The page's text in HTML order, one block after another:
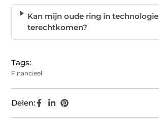
Kan mijn oude ring in technologie
terechtkomen?
Tags:
Financieel
Delen: